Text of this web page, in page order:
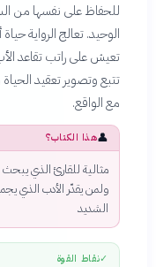
للحفاظ على نفسها من
الوحيد. تعالج الرواية
تعيش على راتب تقاعد
تتبع وتصوير تعقيد الحياة
مع الواقع.
👤هذا الكتاب؟
مثالية للقارئ الذي
ولمن يقدّر الأدب الذي
الشديد
✓نقاط القوة